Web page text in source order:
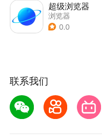
超级浏览器
浏览器
0.0
联系我们